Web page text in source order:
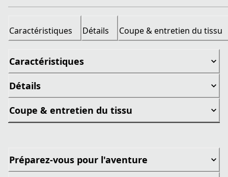
Caractéristiques Détails Coupe & entretien du tissu
Caractéristiques
Détails
Coupe & entretien du tissu
Préparez-vous pour l'aventure